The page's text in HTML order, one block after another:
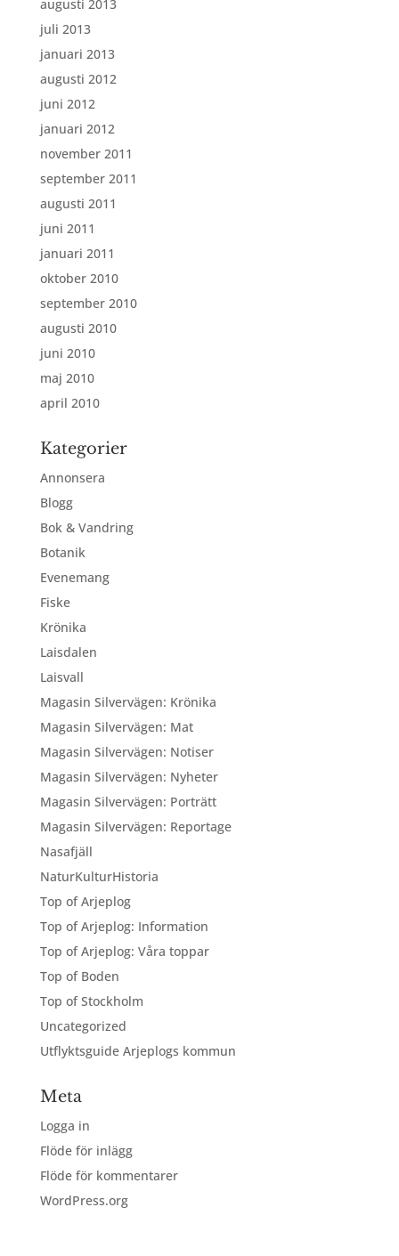
augusti 2013
juli 2013
januari 2013
augusti 2012
juni 2012
januari 2012
november 2011
september 2011
augusti 2011
juni 2011
januari 2011
oktober 2010
september 2010
augusti 2010
juni 2010
maj 2010
april 2010
Kategorier
Annonsera
Blogg
Bok & Vandring
Botanik
Evenemang
Fiske
Krönika
Laisdalen
Laisvall
Magasin Silvervägen: Krönika
Magasin Silvervägen: Mat
Magasin Silvervägen: Notiser
Magasin Silvervägen: Nyheter
Magasin Silvervägen: Porträtt
Magasin Silvervägen: Reportage
Nasafjäll
NaturKulturHistoria
Top of Arjeplog
Top of Arjeplog: Information
Top of Arjeplog: Våra toppar
Top of Boden
Top of Stockholm
Uncategorized
Utflyktsguide Arjeplogs kommun
Meta
Logga in
Flöde för inlägg
Flöde för kommentarer
WordPress.org